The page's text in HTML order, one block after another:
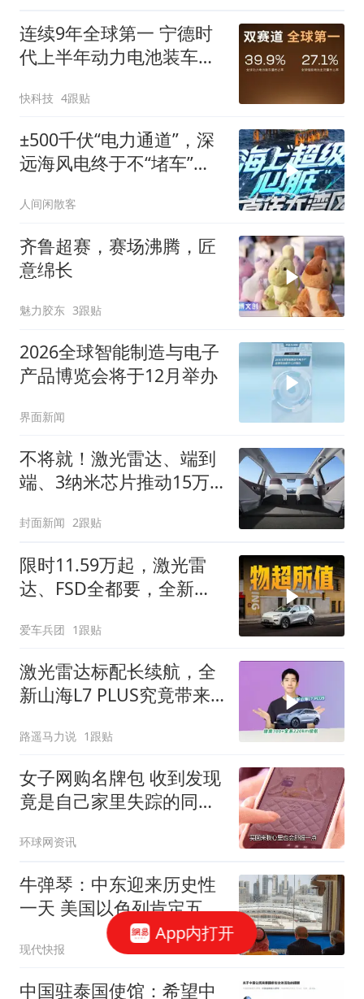
连续9年全球第一 宁德时
代上半年动力电池装车量
快科技 4跟贴
±500千伏“电力通道”，深
远海风电终于不“堵车”丨
人间闲散客
齐鲁超赛，赛场沸腾，匠
意绵长
魅力胶东 3跟贴
2026全球智能制造与电子
产品博览会将于12月举办
界面新闻
不将就！激光雷达、端到
端、3纳米芯片推动15万
周期
封面新闻 2跟贴
限时11.59万起，激光雷
达、FSD全都要，全新深
爱车兵团 1跟贴
激光雷达标配长续航，全
新山海L7 PLUS究竟带来
路遥马力说 1跟贴
女子网购名牌包 收到发现
竟是自己家里失踪的同一
环球网资讯
牛弹琴：中东迎来历史性
一天 美国以色列肯定五味
现代快报
中国驻泰国使馆：希望中
App内打开